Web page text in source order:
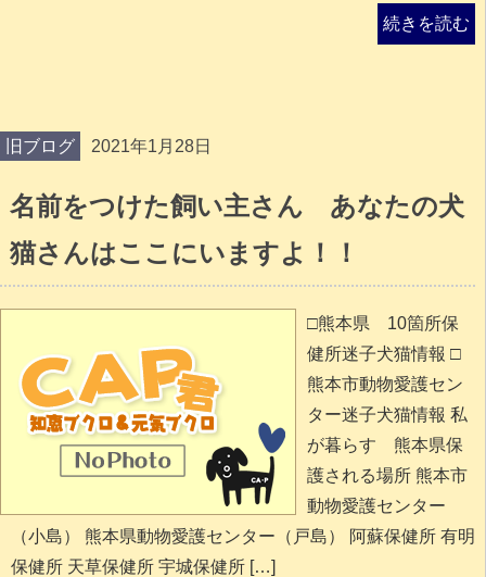
続きを読む
旧ブログ 2021年1月28日
名前をつけた飼い主さん あなたの犬
猫さんはここにいますよ！！
□熊本県 10箇所保
健所迷子犬猫情報 □
熊本市動物愛護セン
ター迷子犬猫情報 私
が暮らす 熊本県保
護される場所 熊本市
動物愛護センター
（小島） 熊本県動物愛護センター（戸島） 阿蘇保健所 有明
保健所 天草保健所 宇城保健所 […]